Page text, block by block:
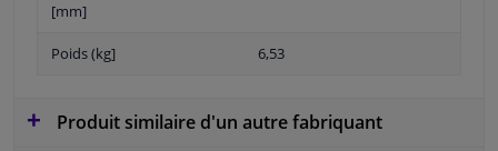
[mm]
Poids (kg] 6,53
Produit similaire d'un autre fabriquant